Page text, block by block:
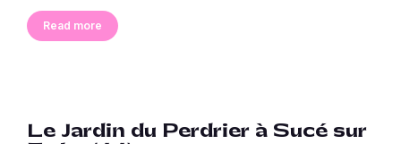
Read more
Le Jardin du Perdrier à Sucé sur